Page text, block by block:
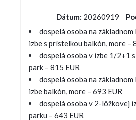
Dátum: 20260919
dospelá osoba na
izbe s prístelkou balkón, more –
dospelá osoba v izbe 1/2+1
park – 815 EUR
dospelá osoba na
izbe balkón, more – 693 EUR
dospelá osoba v 2-lôžkovej
parku – 643 EUR